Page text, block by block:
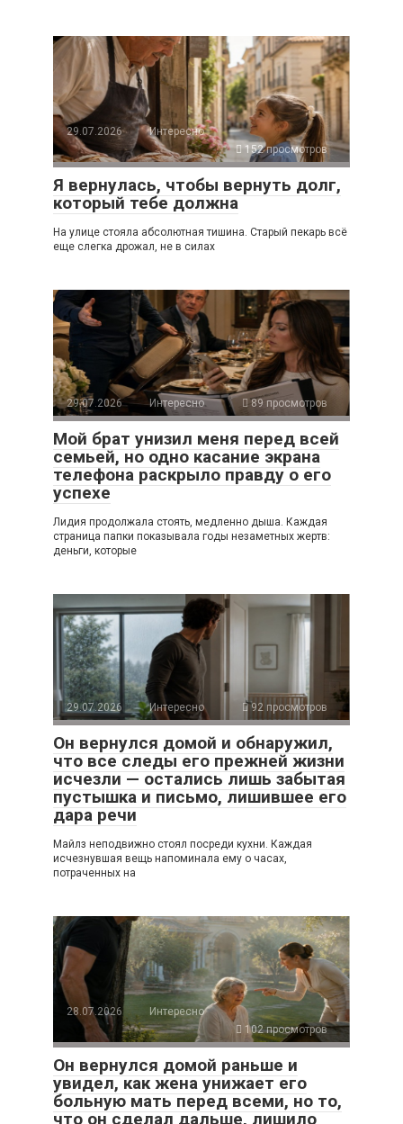
29.07.2026
Интересно
152 просмотров
Я вернулась, чтобы вернуть долг,
который тебе должна
На улице стояла абсолютная тишина. Старый пекарь всё
еще слегка дрожал, не в силах
29.07.2026 Интересно 89 просмотров
Мой брат унизил меня перед всей
семьей, но одно касание экрана
телефона раскрыло правду о его
успехе
Лидия продолжала стоять, медленно дыша. Каждая
страница папки показывала годы незаметных жертв:
деньги, которые
29.07.2026 Интересно 92 просмотров
Он вернулся домой и обнаружил,
что все следы его прежней жизни
исчезли — остались лишь забытая
пустышка и письмо, лишившее его
дара речи
Майлз неподвижно стоял посреди кухни. Каждая
исчезнувшая вещь напоминала ему о часах,
потраченных на
28.07.2026
Интересно
102 просмотров
Он вернулся домой раньше и
увидел, как жена унижает его
больную мать перед всеми, но то,
что он сделал дальше, лишило